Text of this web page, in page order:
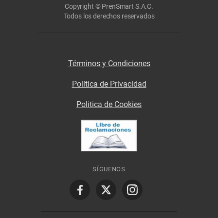
Copyright © PrenSmart S.A.C.
Todos los derechos reservados
Términos y Condiciones
Política de Privacidad
Politica de Cookies
SÍGUENOS